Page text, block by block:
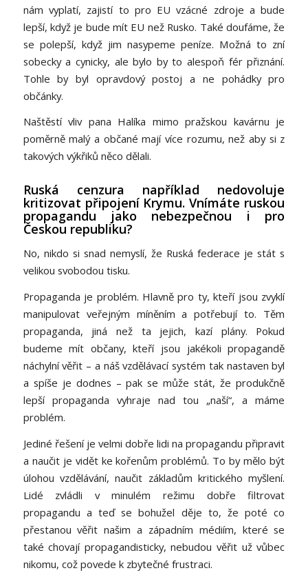
nám vyplatí, zajistí to pro EU vzácné zdroje a bude
lepší, když je bude mít EU než Rusko. Také doufáme, že
se polepší, když jim nasypeme peníze. Možná to zní
sobecky a cynicky, ale bylo by to alespoň fér přiznání.
Tohle by byl opravdový postoj a ne pohádky pro
občánky.
Naštěstí vliv pana Halíka mimo pražskou kavárnu je
poměrně malý a občané mají více rozumu, než aby si z
takových výkřiků něco dělali.
Ruská cenzura například nedovoluje
kritizovat připojení Krymu. Vnímáte ruskou
propagandu jako nebezpečnou i pro
Českou republiku?
No, nikdo si snad nemyslí, že Ruská federace je stát s
velikou svobodou tisku.
Propaganda je problém. Hlavně pro ty, kteří jsou zvyklí
manipulovat veřejným míněním a potřebují to. Těm
propaganda, jiná než ta jejich, kazí plány. Pokud
budeme mít občany, kteří jsou jakékoli propagandě
náchylní věřit – a náš vzdělávací systém tak nastaven byl
a spíše je dodnes – pak se může stát, že produkčně
lepší propaganda vyhraje nad tou „naší“, a máme
problém.
Jediné řešení je velmi dobře lidi na propagandu připravit
a naučit je vidět ke kořenům problémů. To by mělo být
úlohou vzdělávání, naučit základům kritického myšlení.
Lidé zvládli v minulém režimu dobře filtrovat
propagandu a teď se bohužel děje to, že poté co
přestanou věřit našim a západním médiím, které se
také chovají propagandisticky, nebudou věřit už vůbec
nikomu, což povede k zbytečné frustraci.